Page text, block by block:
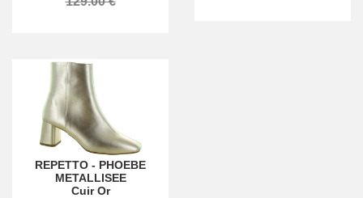
REPETTO - PHOEBE
METALLISEE
Cuir Or